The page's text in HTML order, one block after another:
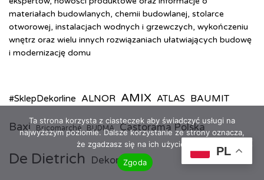
materiałach budowlanych, chemii budowlanej, stolarce
otworowej, instalacjach wodnych i grzewczych, wykończeniu
wnętrz oraz wielu innych rozwiązaniach ułatwiających budowę
i modernizację domu
#SklepDekorline ALNOR AMIX ATLAS BAUMIT
Baxi Bricomarché BUDMA Castorama Polska
De Dietrich Dekores
PL
Ta strona korzysta z ciasteczek aby świadczyć usługi na
najwyższym poziomie. Dalsze korzystanie ze strony oznacza,
że zgadzasz się na ich użycie.
Zgoda